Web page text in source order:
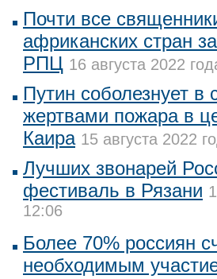
Почти все
африканских стран
РПЦ 16 августа 2022
Путин соболезнует в
жертвами пожара в
Каира 15 августа 2022
Лучших звонарей
фестиваль в Рязани
12:06
Более 70% россиян
необходимым